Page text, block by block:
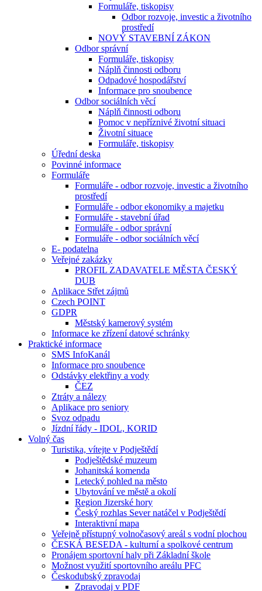
Formuláře, tiskopisy
Odbor rozvoje, investic a životního
prostředí
NOVÝ STAVEBNÍ ZÁKON
Odbor správní
Formuláře, tiskopisy
Náplň činnosti odboru
Odpadové hospodářství
Informace pro snoubence
Odbor sociálních věcí
Náplň činnosti odboru
Pomoc v nepříznivé životní situaci
Životní situace
Formuláře, tiskopisy
Úřední deska
Povinné informace
Formuláře
Formuláře - odbor rozvoje, investic a životního
prostředí
Formuláře - odbor ekonomiky a majetku
Formuláře - stavební úřad
Formuláře - odbor správní
Formuláře - odbor sociálních věcí
E- podatelna
Veřejné zakázky
PROFIL ZADAVATELE MĚSTA ČESKÝ
DUB
Aplikace Střet zájmů
Czech POINT
GDPR
Městský kamerový systém
Informace ke zřízení datové schránky
Praktické informace
SMS InfoKanál
Informace pro snoubence
Odstávky elektřiny a vody
ČEZ
Ztráty a nálezy
Aplikace pro seniory
Svoz odpadu
Jízdní řády - IDOL, KORID
Volný čas
Turistika, vítejte v Podještědí
Podještědské muzeum
Johanitská komenda
Letecký pohled na město
Ubytování ve městě a okolí
Region Jizerské hory
Český rozhlas Sever natáčel v Podještědí
Interaktivní mapa
Veřejně přístupný volnočasový areál s vodní plochou
ČESKÁ BESEDA - kulturní a spolkové centrum
Pronájem sportovní haly při Základní škole
Možnost využití sportovního areálu PFC
Českodubský zpravodaj
Zpravodaj v PDF